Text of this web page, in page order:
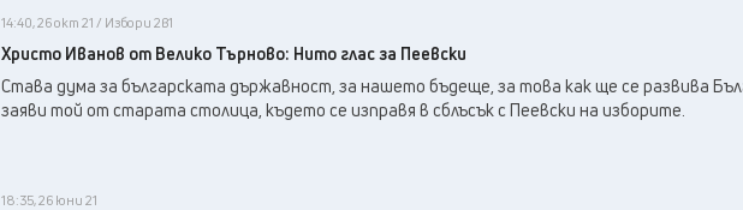
Хасково , 35°C
Шумен , 28°C
Ямбол 29°C
14:40, 26 окт 21 / Избори 2в1
Христо Иванов от Велико Търново: Нито глас за Пеевски
Става дума за българската държавност, за нашето бъдеще, за това как ще се развива
заяви той от старата столица, където се изправя в сблъсък с Пеевски на изборите.
18:35, 26 юни 21